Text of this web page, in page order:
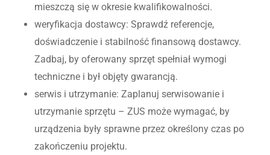
mieszczą się w okresie kwalifikowalności.
weryfikacja dostawcy: Sprawdź referencje,
doświadczenie i stabilność finansową dostawcy.
Zadbaj, by oferowany sprzęt spełniał wymogi
techniczne i był objęty gwarancją.
serwis i utrzymanie: Zaplanuj serwisowanie i
utrzymanie sprzętu – ZUS może wymagać, by
urządzenia były sprawne przez określony czas po
zakończeniu projektu.